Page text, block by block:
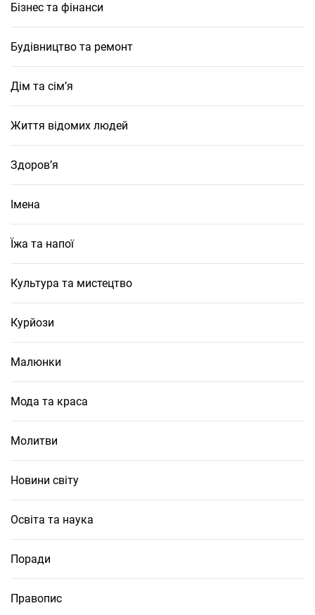
Бізнес та фінанси
Будівництво та ремонт
Дім та сім’я
Життя відомих людей
Здоров’я
Імена
Їжа та напої
Культура та мистецтво
Курйози
Малюнки
Мода та краса
Молитви
Новини світу
Освіта та наука
Поради
Правопис